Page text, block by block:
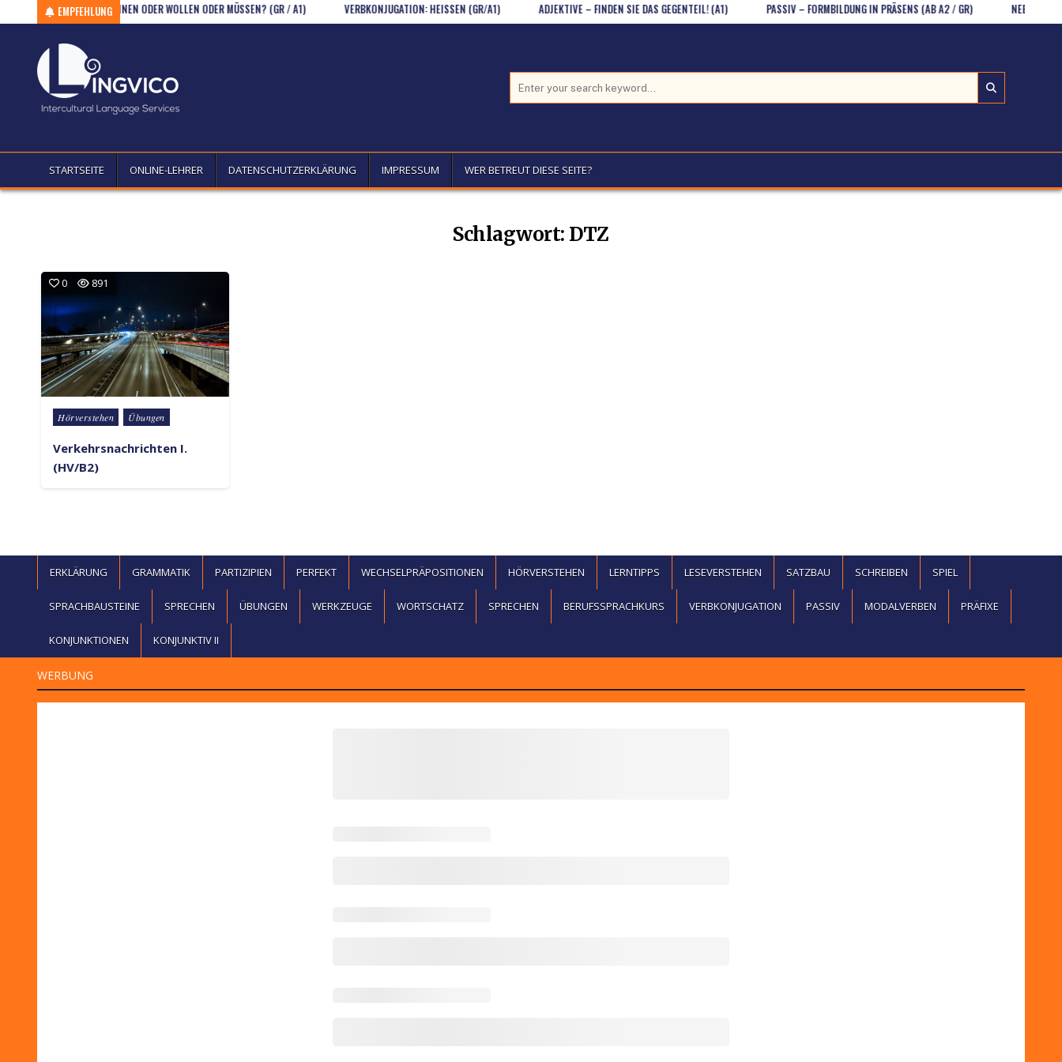
Skip to contentEMPFEHLUNG
KÖNNEN ODER WOLLEN ODER MÜSSEN? (GR / A1) VERBKONJUGATION: HEISSEN (GR/A1) ADJEKTIVE – FINDEN SIE DAS GEGENTEIL! (A1) PASSIV – FORMBILDUNG IN PRÄSENS (AB A2 / GR) NEBENSÄTZE
STARTSEITE ONLINE-LEHRER DATENSCHUTZERKLÄRUNG IMPRESSUM WER BETREUT DIESE SEITE?
Schlagwort: DTZ
0 891
Posted in
Hörverstehen Übungen
Verkehrsnachrichten I.
(HV/B2)
ERKLÄRUNG GRAMMATIK PARTIZIPIEN PERFEKT WECHSELPRÄPOSITIONEN HÖRVERSTEHEN LERNTIPPS LESEVERSTEHEN SATZBAU SCHREIBEN SPIEL
SPRACHBAUSTEINE SPRECHEN ÜBUNGEN WERKZEUGE WORTSCHATZ SPRECHEN BERUFSSPRACHKURS VERBKONJUGATION PASSIV MODALVERBEN PRÄFIXE
KONJUNKTIONEN KONJUNKTIV II
WERBUNG